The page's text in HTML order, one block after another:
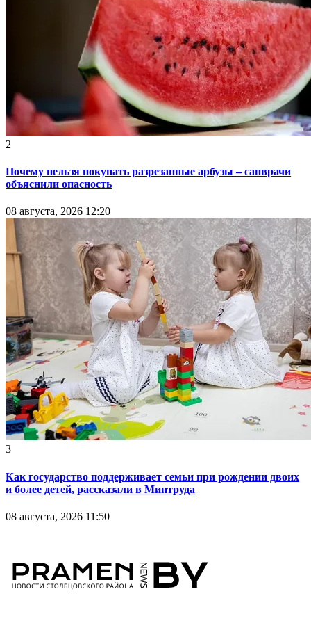
2
Почему нельзя покупать разрезанные арбузы – санврачи
объяснили опасность
08 августа, 2026 12:20
3
Как государство поддерживает семьи при рождении двоих
и более детей, рассказали в Минтруда
08 августа, 2026 11:50